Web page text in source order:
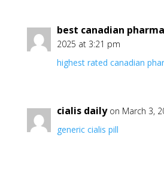
best canadian
2025 at 3:21 pm
highest rated canadian
cialis daily on March 3,
generic cialis pill